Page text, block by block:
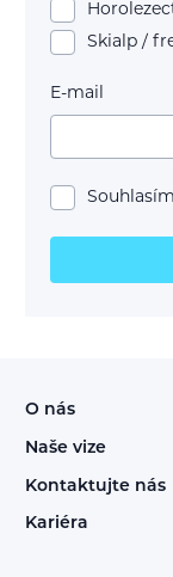
Skialp /
E-mail
O nás
Naše vize
Kontaktujte nás
Kariéra